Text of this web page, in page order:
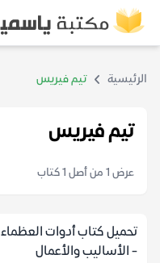
الرئيسية تيم فيريس
تيم فيريس
عرض 1 من أصل 1 كتاب
تحميل كتاب أدوات العظماء
- الأساليب والأعمال